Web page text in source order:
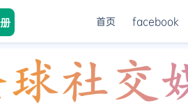
首页 facebook